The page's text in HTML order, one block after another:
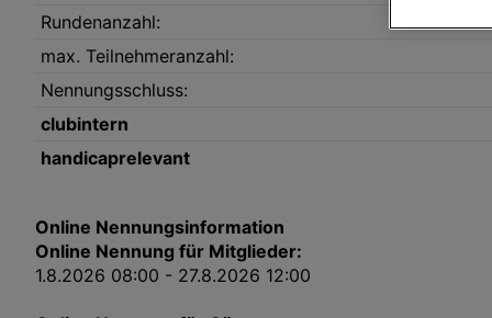
Rundenanzahl:
max. Teilnehmeranzahl:
Nennungsschluss:
clubintern
handicaprelevant
Online Nennungsinformation
Online Nennung für Mitglieder:
1.8.2026 08:00 - 27.8.2026 12:00
Wir und